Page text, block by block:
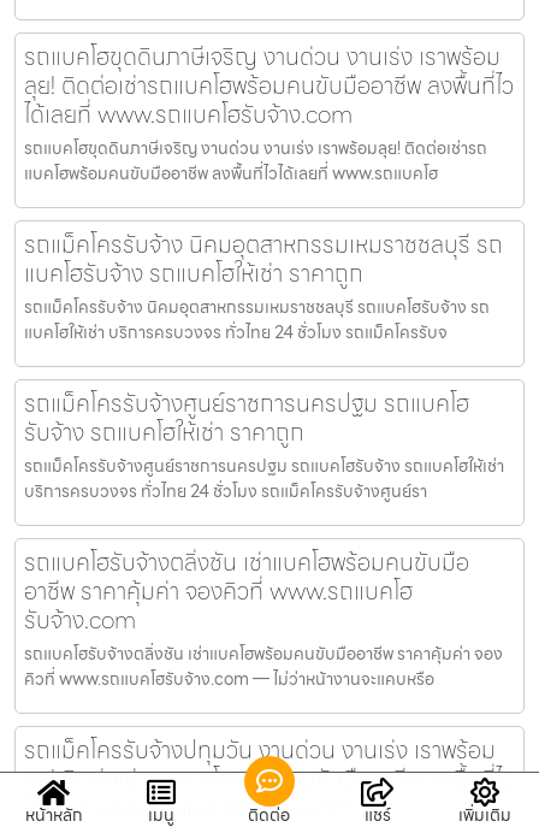
รถแบคโฮขุดดินภาษีเจริญ งานด่วน งานเร่ง เราพร้อม
ลุย! ติดต่อเช่ารถแบคโฮพร้อมคนขับมืออาชีพ ลงพื้นที่ไว
ได้เลยที่ www.รถแบคโฮรับจ้าง.com
รถแบคโฮขุดดินภาษีเจริญ งานด่วน งานเร่ง เราพร้อมลุย! ติดต่อเช่ารถ
แบคโฮพร้อมคนขับมืออาชีพ ลงพื้นที่ไวได้เลยที่ www.รถแบคโฮ
รถแม็คโครรับจ้าง นิคมอุตสาหกรรมเหมราชชลบุรี รถ
แบคโฮรับจ้าง รถแบคโฮให้เช่า ราคาถูก
รถแม็คโครรับจ้าง นิคมอุตสาหกรรมเหมราชชลบุรี รถแบคโฮรับจ้าง รถ
แบคโฮให้เช่า บริการครบวงจร ทั่วไทย 24 ชั่วโมง รถแม็คโครรับจ
รถแม็คโครรับจ้างศูนย์ราชการนครปฐม รถแบคโฮ
รับจ้าง รถแบคโฮให้เช่า ราคาถูก
รถแม็คโครรับจ้างศูนย์ราชการนครปฐม รถแบคโฮรับจ้าง รถแบคโฮให้เช่า
บริการครบวงจร ทั่วไทย 24 ชั่วโมง รถแม็คโครรับจ้างศูนย์รา
รถแบคโฮรับจ้างตลิ่งชัน เช่าแบคโฮพร้อมคนขับมือ
อาชีพ ราคาคุ้มค่า จองคิวที่ www.รถแบคโฮ
รับจ้าง.com
รถแบคโฮรับจ้างตลิ่งชัน เช่าแบคโฮพร้อมคนขับมืออาชีพ ราคาคุ้มค่า จอง
คิวที่ www.รถแบคโฮรับจ้าง.com — ไม่ว่าหน้างานจะแคบหรือ
รถแม็คโครรับจ้างปทุมวัน งานด่วน งานเร่ง เราพร้อม
ลุย! ติดต่อเช่ารถแบคโฮพร้อมคนขับมืออาชีพ ลงพื้นที่ไว
ได้เลยที่ www.รถแบคโฮรับจ้าง.com
หน้าหลัก เมนู ติดต่อ แชร์ เพิ่มเติม